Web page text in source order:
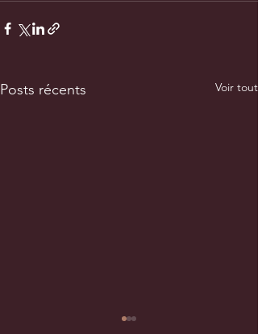
Posts récents Voir tout